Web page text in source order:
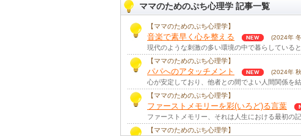
ママのためのぷち心理学 記事一覧
【ママのためのぷち心理学】
音楽で素早く心を整える (2024年
現代のような刺激の多い環境の中で暮らしている
【ママのためのぷち心理学】
パパへのアタッチメント (2024年
心が安定しており、他者との間でよい人間関係を
【ママのためのぷち心理学】
ファーストメモリーを彩(いろど)る言葉
ファーストメモリー、それは人生における最初の
【ママのためのぷち心理学】